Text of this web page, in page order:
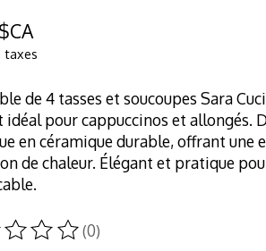
taxes
de 4 tasses et soucoupes Sara
idéal pour cappuccinos et allongés.
en céramique durable, offrant une
de chaleur. Élégant et pratique
est évalué à
(0)